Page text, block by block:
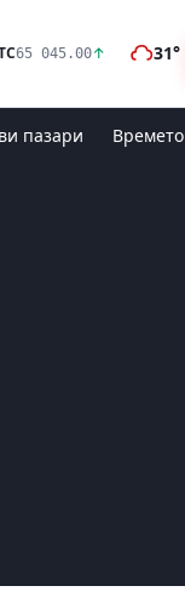
65 045.00↑ 31°
пазари Времето